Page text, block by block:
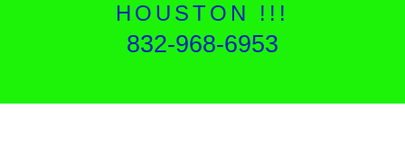
HOUSTON !!!
832-968-6953